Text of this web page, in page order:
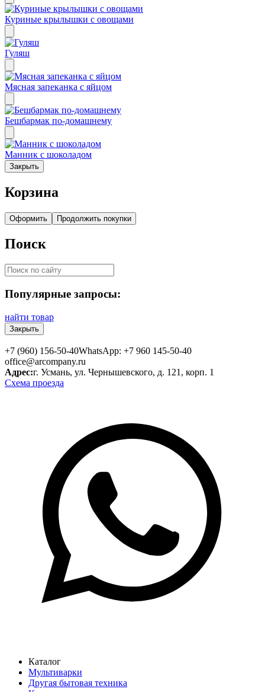
Куриные крылышки с овощами
Гуляш
Мясная запеканка с яйцом
Бешбармак по-домашнему
Манник с шоколадом
Закрыть
Корзина
Оформить Продолжить покупки
Поиск
Популярные запросы:
найти товар
Закрыть
+7 (960) 156-50-40WhatsApp: +7 960 145-50-40
office@arcompany.ru
Адрес:г. Усмань, ул. Чернышевского, д. 121, корп. 1
Схема проезда
Каталог
Мультиварки
Другая бытовая техника